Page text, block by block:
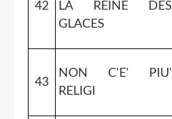
42
LA REINE DES
GLACES
43
NON C'E' PIU'
RELIGI